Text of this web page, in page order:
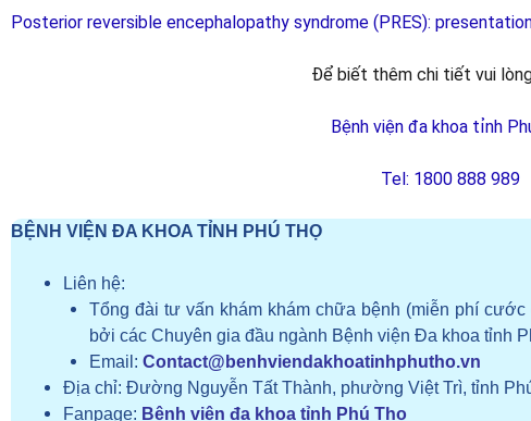
Posterior reversible encephalopathy syndrome (PRES):
Để biết thêm chi tiết vui
Bệnh viện đa khoa tỉnh
Tel: 1800 888 989
BỆNH VIỆN ĐA KHOA TỈNH PHÚ THỌ
Liên hệ:
Tổng đài tư vấn khám khám chữa bệnh (miễn phí cước
bởi các Chuyên gia đầu ngành Bệnh viện Đa khoa tỉnh
Email: Contact@benhviendakhoatinhphutho.vn
Địa chỉ: Đường Nguyễn Tất Thành, phường Việt Trì, tỉnh
Fanpage: Bệnh viện đa khoa tỉnh Phú Thọ